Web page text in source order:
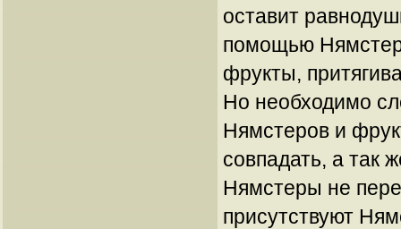
оставит
помощью
фрукты,
Но необходимо
Нямстеров и
совпадать, а так
Нямстеры не
присутствуют